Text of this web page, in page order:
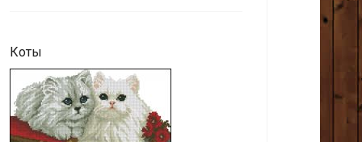
Коты